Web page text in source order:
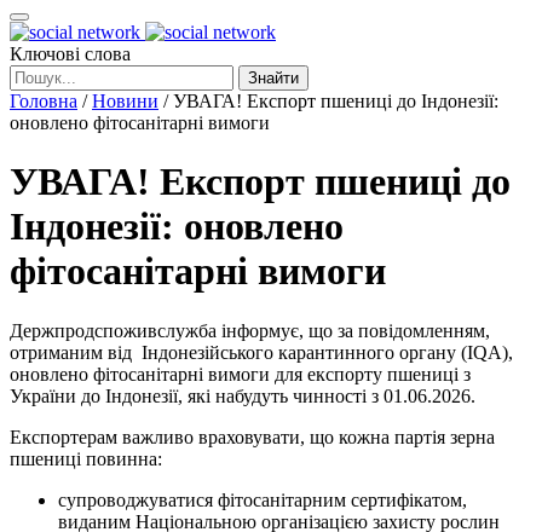
Ключові слова
Знайти
Головна /Новини /УВАГА! Експорт пшениці до Індонезії:
оновлено фітосанітарні вимоги
УВАГА! Експорт пшениці до
Індонезії: оновлено
фітосанітарні вимоги
Держпродспоживслужба інформує, що за повідомленням,
отриманим від Індонезійського карантинного органу (IQA),
оновлено фітосанітарні вимоги для експорту пшениці з
України до Індонезії, які набудуть чинності з 01.06.2026.
Експортерам важливо враховувати, що кожна партія зерна
пшениці повинна:
супроводжуватися фітосанітарним сертифікатом,
виданим Національною організацією захисту рослин